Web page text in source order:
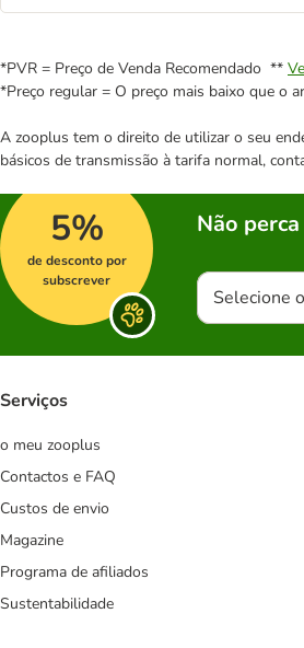
*PVR = Preço de Venda Recomendado **
*Preço regular = O preço mais baixo que o
A zooplus tem o direito de utilizar o seu
básicos de transmissão à tarifa normal,
5%
de desconto por
subscrever
Não
Selecione
Serviços
o meu zooplus
Contactos e FAQ
Custos de envio
Magazine
Programa de afiliados
Sustentabilidade